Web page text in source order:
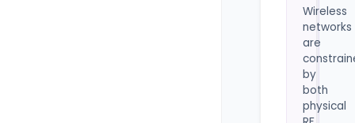
Wireless
networks
are
by
both
physical